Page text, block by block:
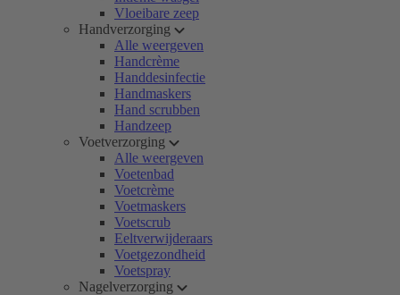
Vloeibare zeep
Handverzorging
Alle weergeven
Handcrème
Handdesinfectie
Handmaskers
Hand scrubben
Handzeep
Voetverzorging
Alle weergeven
Voetenbad
Voetcrème
Voetmaskers
Voetscrub
Eeltverwijderaars
Voetgezondheid
Voetspray
Nagelverzorging